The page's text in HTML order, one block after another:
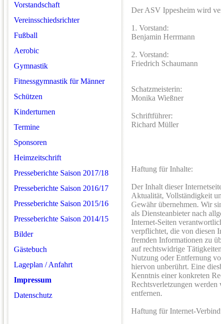
Vorstandschaft
Vereinsschiedsrichter
Fußball
Aerobic
Gymnastik
Fitnessgymnastik für Männer
Schützen
Kinderturnen
Termine
Sponsoren
Heimzeitschrift
Presseberichte Saison 2017/18
Presseberichte Saison 2016/17
Presseberichte Saison 2015/16
Presseberichte Saison 2014/15
Bilder
Gästebuch
Lageplan / Anfahrt
Impressum
Datenschutz
Der ASV Ippesheim wird
1. Vorstand:
Benjamin Herrmann
2. Vorstand:
Friedrich Schaumann
Schatzmeisterin:
Monika Wießner
Schriftführer:
Richard Müller
Haftung für Inhalte:
Der Inhalt dieser
Aktualität, Vollständigkeit
Gewähr übernehmen. Wir
als Diensteanbieter nach
Internet-Seiten
verpflichtet, die von diesen
fremden Informationen zu
auf rechtswidrige
Nutzung oder Entfernung
hiervon unberührt. Eine
Kenntnis einer konkreten
Rechtsverletzungen
entfernen.
Haftung für Internet-